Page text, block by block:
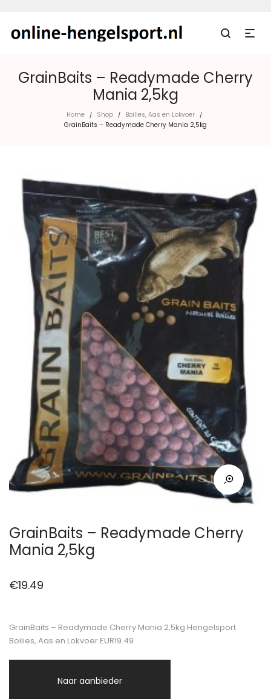
GrainBaits – Readymade Cherry
Mania 2,5kg
Home / Shop / Boilies, Aas en Lokvoer /
GrainBaits – Readymade Cherry Mania 2,5kg
GrainBaits – Readymade Cherry
Mania 2,5kg
€19.49
GrainBaits – Readymade Cherry Mania 2,5kg Hengelsport
Boilies, Aas en Lokvoer EUR19.49
Naar aanbieder